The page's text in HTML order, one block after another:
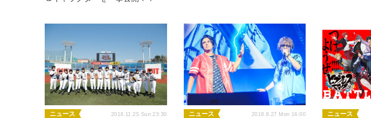
ニュース 2018.11.25 Sun 23:30 ニュース 2018.8.27 Mon 16:00 ニュース